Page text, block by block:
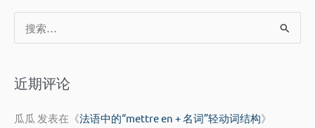
索
近期评论
瓜瓜 发表在《法语中的“mettre en + 名词”轻动词结构》